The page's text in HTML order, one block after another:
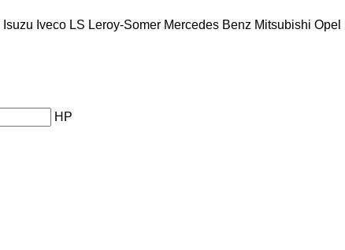
Isuzu Iveco LS Leroy-Somer Mercedes Benz Mitsubishi Opel
HP